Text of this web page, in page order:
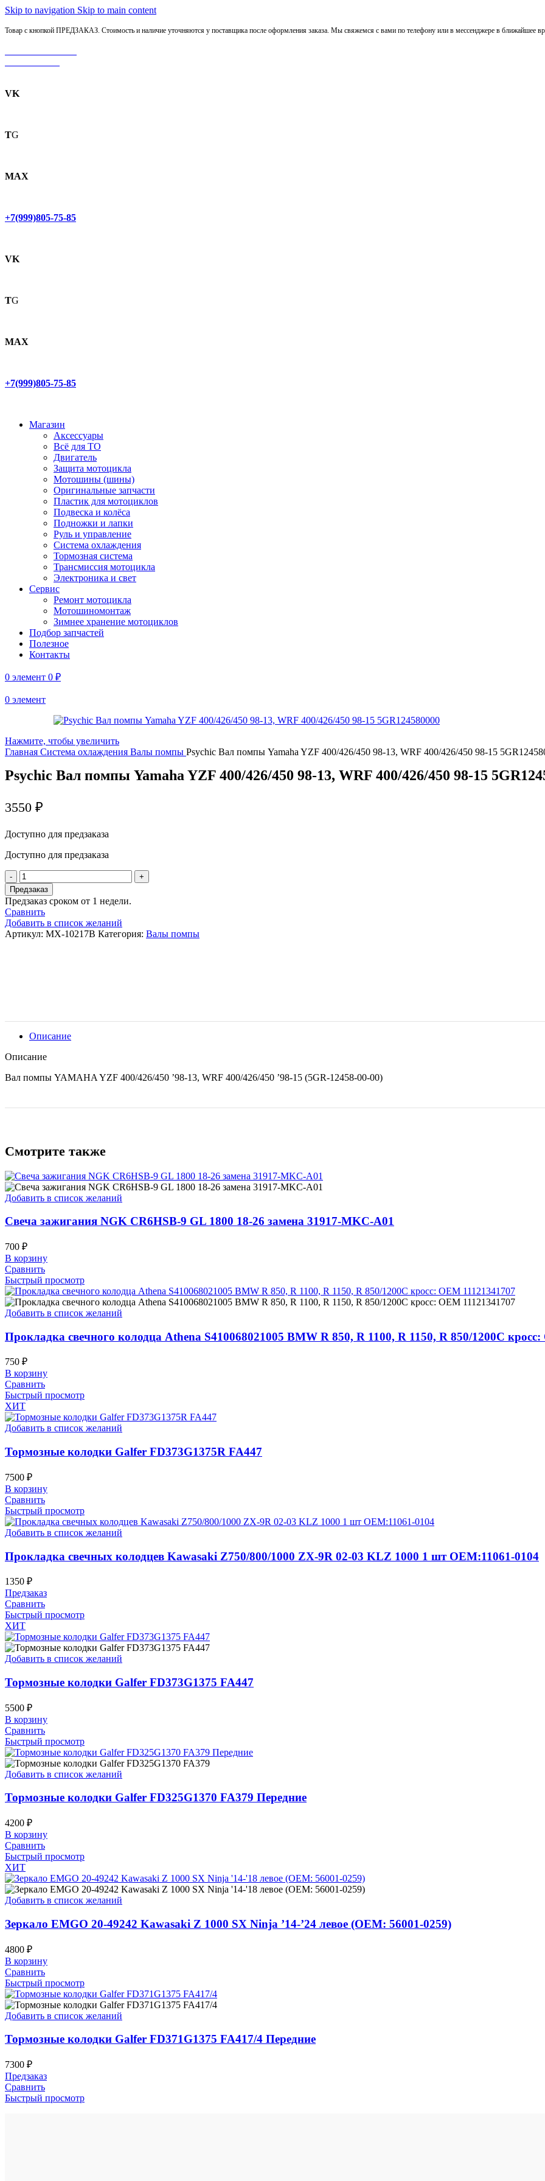
Skip to navigation Skip to main content
Товар с кнопкой ПРЕДЗАКАЗ. Стоимость и наличие уточняются у поставщика после оформления заказа. Мы свяжемся с вами по телефону или в мессенджере в ближайшее
VK
TG
MAX
+7(999)805-75-85
VK
TG
MAX
+7(999)805-75-85
Магазин
Аксессуары
Всё для ТО
Двигатель
Защита мотоцикла
Мотошины (шины)
Оригинальные запчасти
Пластик для мотоциклов
Подвеска и колёса
Подножки и лапки
Руль и управление
Система охлаждения
Тормозная система
Трансмиссия мотоцикла
Электроника и свет
Сервис
Ремонт мотоцикла
Мотошиномонтаж
Зимнее хранение мотоциклов
Подбор запчастей
Полезное
Контакты
0 элемент 0 ₽
0 элемент
Нажмите, чтобы увеличить
Главная Система охлаждения Валы помпы Psychic Вал помпы Yamaha YZF 400/426/450 98-13, WRF 400/426/450 98-15
Psychic Вал помпы Yamaha YZF 400/426/450 98-13, WRF 400/426/450 98-15
3550 ₽
Доступно для предзаказа
Доступно для предзаказа
Количество
товара
Psychic
Вал
помпы
Yamaha
YZF
Предзаказ
Предзаказ сроком от 1 недели.
Сравнить
Добавить в список желаний
Артикул: MX-10217B Категория: Валы помпы
Описание
Описание
Вал помпы YAMAHA YZF 400/426/450 ’98-13, WRF 400/426/450 ’98-15 (5GR-12458-00-00)
Смотрите также
Добавить в список желаний
Свеча зажигания NGK CR6HSB-9 GL 1800 18-26 замена 31917-MKC-A01
700 ₽
В корзину
Сравнить
Быстрый просмотр
Добавить в список желаний
Прокладка свечного колодца Athena S410068021005 BMW R 850, R 1100, R 1150, R 850/1200C кросс:
750 ₽
В корзину
Сравнить
Быстрый просмотр
ХИТ
Добавить в список желаний
Тормозные колодки Galfer FD373G1375R FA447
7500 ₽
В корзину
Сравнить
Быстрый просмотр
Добавить в список желаний
Прокладка свечных колодцев Kawasaki Z750/800/1000 ZX-9R 02-03 KLZ 1000 1 шт OEM:11061-0104
1350 ₽
Предзаказ
Сравнить
Быстрый просмотр
ХИТ
Добавить в список желаний
Тормозные колодки Galfer FD373G1375 FA447
5500 ₽
В корзину
Сравнить
Быстрый просмотр
Добавить в список желаний
Тормозные колодки Galfer FD325G1370 FA379 Передние
4200 ₽
В корзину
Сравнить
Быстрый просмотр
ХИТ
Добавить в список желаний
Зеркало EMGO 20-49242 Kawasaki Z 1000 SX Ninja ’14-’24 левое (OEM: 56001-0259)
4800 ₽
В корзину
Сравнить
Быстрый просмотр
Добавить в список желаний
Тормозные колодки Galfer FD371G1375 FA417/4 Передние
7300 ₽
Предзаказ
Сравнить
Быстрый просмотр